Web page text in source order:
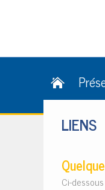
LIENS
Ci-